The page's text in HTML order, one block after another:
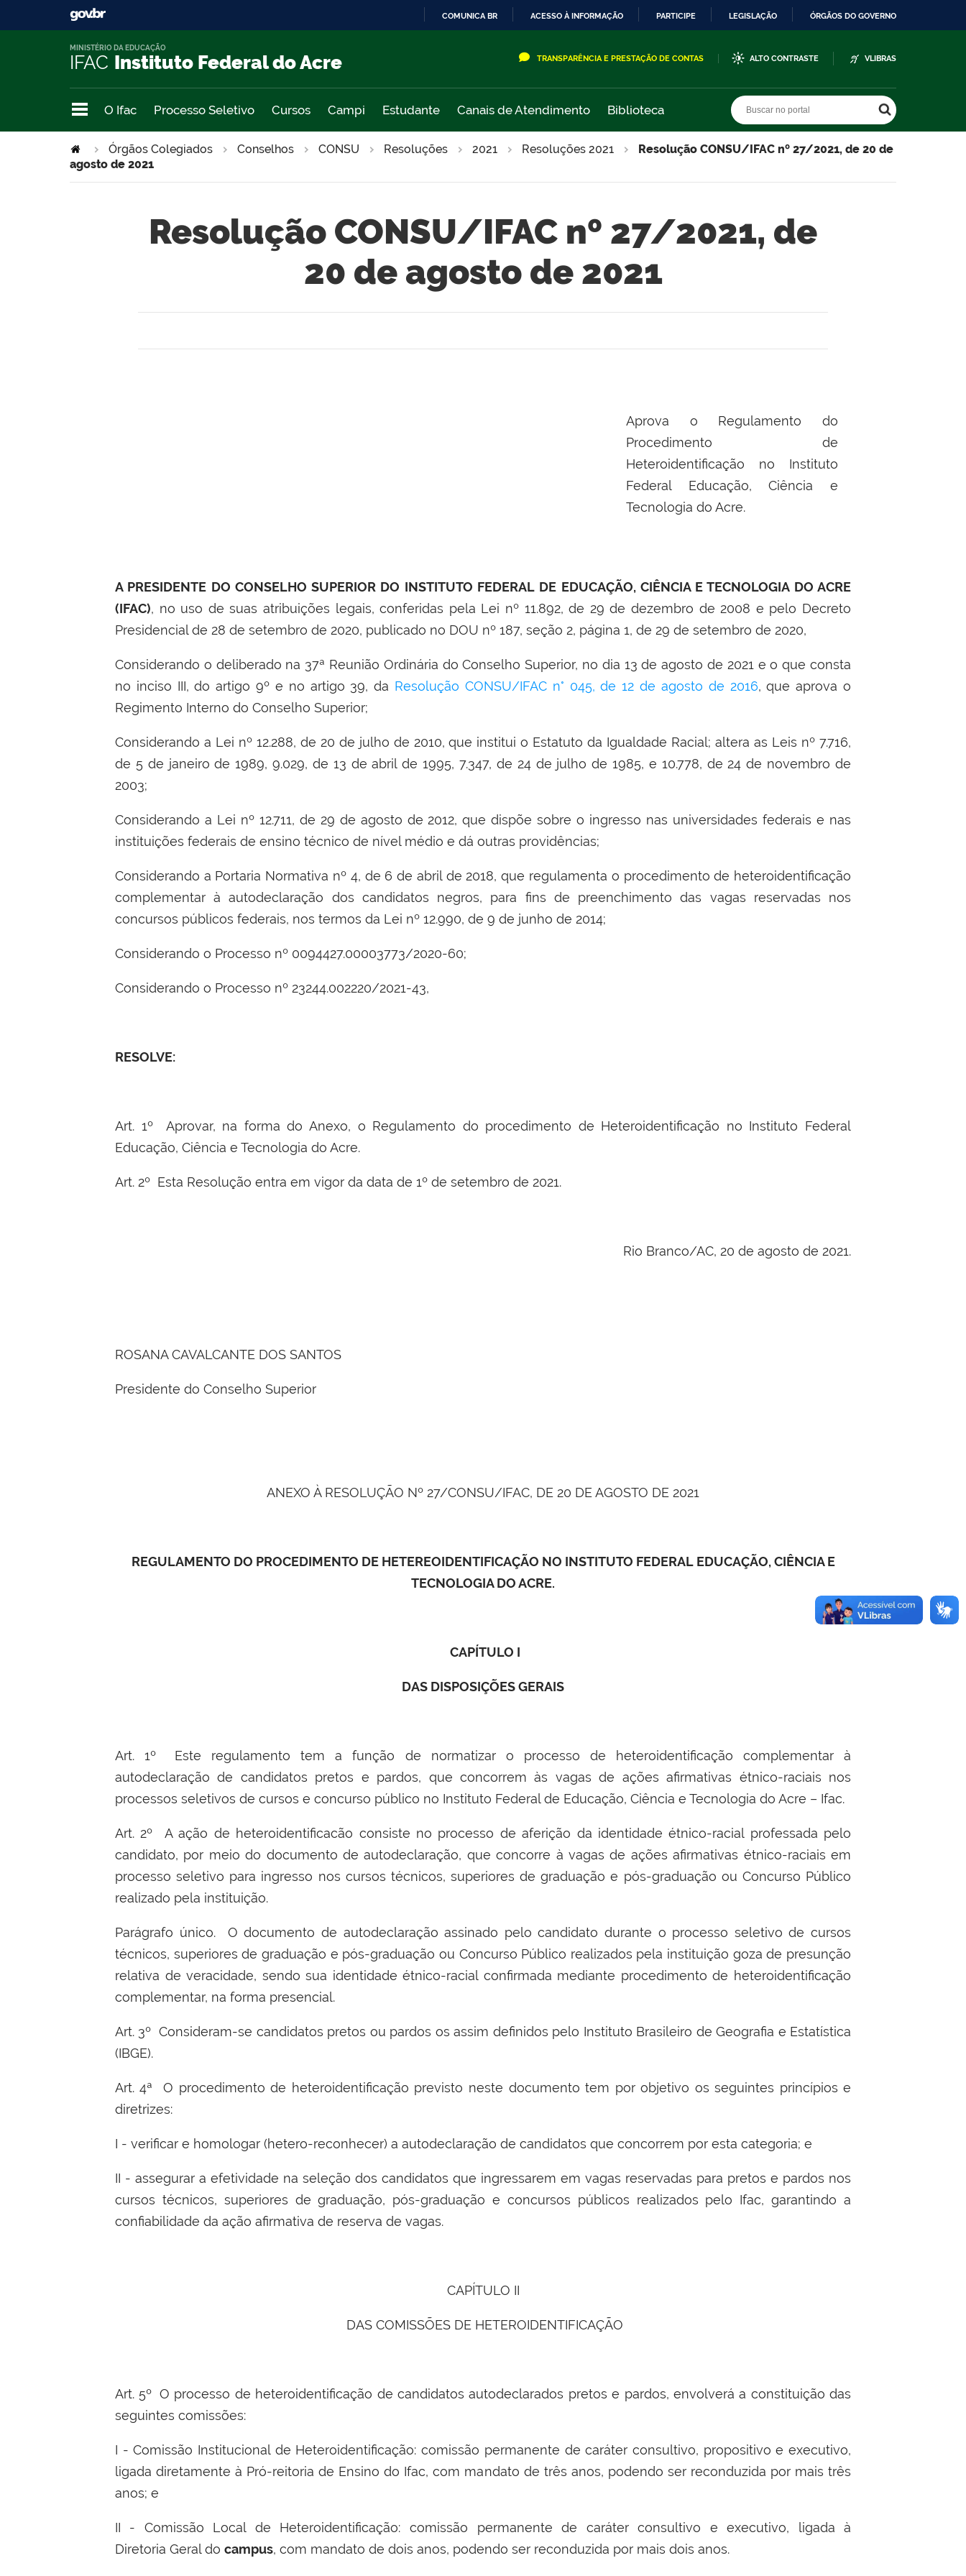
COMUNICA BR ACESSO À INFORMAÇÃO PARTICIPE LEGISLAÇÃO ÓRGÃOS DO GOVERNO
IFAC Instituto Federal do Acre
MINISTÉRIO DA EDUCAÇÃO
TRANSPARÊNCIA E PRESTAÇÃO DE CONTAS ALTO CONTRASTE VLIBRAS
O Ifac Processo Seletivo Cursos Campi Estudante Canais de Atendimento Biblioteca
Órgãos Colegiados Conselhos CONSU Resoluções 2021 Resoluções 2021
Resolução CONSU/IFAC nº 27/2021, de 20 de
agosto de 2021
Resolução CONSU/IFAC nº 27/2021, de
20 de agosto de 2021
Aprova o Regulamento do
Procedimento de
Heteroidentificação no Instituto
Federal Educação, Ciência e
Tecnologia do Acre.
A PRESIDENTE DO CONSELHO SUPERIOR DO INSTITUTO FEDERAL DE EDUCAÇÃO, CIÊNCIA E TECNOLOGIA DO ACRE
(IFAC), no uso de suas atribuições legais, conferidas pela Lei nº 11.892, de 29 de dezembro de 2008 e pelo Decreto
Presidencial de 28 de setembro de 2020, publicado no DOU nº 187, seção 2, página 1, de 29 de setembro de 2020,
Considerando o deliberado na 37ª Reunião Ordinária do Conselho Superior, no dia 13 de agosto de 2021 e o que consta
no inciso III, do artigo 9º e no artigo 39, da Resolução CONSU/IFAC n° 045, de 12 de agosto de 2016, que aprova o
Regimento Interno do Conselho Superior;
Considerando a Lei nº 12.288, de 20 de julho de 2010, que institui o Estatuto da Igualdade Racial; altera as Leis nº 7.716,
de 5 de janeiro de 1989, 9.029, de 13 de abril de 1995, 7.347, de 24 de julho de 1985, e 10.778, de 24 de novembro de
2003;
Considerando a Lei nº 12.711, de 29 de agosto de 2012, que dispõe sobre o ingresso nas universidades federais e nas
instituições federais de ensino técnico de nível médio e dá outras providências;
Considerando a Portaria Normativa nº 4, de 6 de abril de 2018, que regulamenta o procedimento de heteroidentificação
complementar à autodeclaração dos candidatos negros, para fins de preenchimento das vagas reservadas nos
concursos públicos federais, nos termos da Lei nº 12.990, de 9 de junho de 2014;
Considerando o Processo nº 0094427.00003773/2020-60;
Considerando o Processo nº 23244.002220/2021-43,
RESOLVE:
Art. 1º Aprovar, na forma do Anexo, o Regulamento do procedimento de Heteroidentificação no Instituto Federal
Educação, Ciência e Tecnologia do Acre.
Art. 2º Esta Resolução entra em vigor da data de 1º de setembro de 2021.
Rio Branco/AC, 20 de agosto de 2021.
ROSANA CAVALCANTE DOS SANTOS
Presidente do Conselho Superior
ANEXO À RESOLUÇÃO Nº 27/CONSU/IFAC, DE 20 DE AGOSTO DE 2021
REGULAMENTO DO PROCEDIMENTO DE HETEREOIDENTIFICAÇÃO NO INSTITUTO FEDERAL EDUCAÇÃO, CIÊNCIA E
TECNOLOGIA DO ACRE.
CAPÍTULO I
DAS DISPOSIÇÕES GERAIS
Art. 1º
Este regulamento tem a função de normatizar o processo de heteroidentificação complementar à
autodeclaração de candidatos pretos e pardos, que concorrem às vagas de ações afirmativas étnico-raciais nos
processos seletivos de cursos e concurso público no Instituto Federal de Educação, Ciência e Tecnologia do Acre – Ifac.
Art. 2º A ação de heteroidentificacão consiste no processo de aferição da identidade étnico-racial professada pelo
candidato, por meio do documento de autodeclaração, que concorre à vagas de ações afirmativas étnico-raciais em
processo seletivo para ingresso nos cursos técnicos, superiores de graduação e pós-graduação ou Concurso Público
realizado pela instituição.
Parágrafo único. O documento de autodeclaração assinado pelo candidato durante o processo seletivo de cursos
técnicos, superiores de graduação e pós-graduação ou Concurso Público realizados pela instituição goza de presunção
relativa de veracidade, sendo sua identidade étnico-racial confirmada mediante procedimento de heteroidentificação
complementar, na forma presencial.
Art. 3º Consideram-se candidatos pretos ou pardos os assim definidos pelo Instituto Brasileiro de Geografia e Estatística
(IBGE).
Art. 4ª O procedimento de heteroidentificação previsto neste documento tem por objetivo os seguintes princípios e
diretrizes:
I - verificar e homologar (hetero-reconhecer) a autodeclaração de candidatos que concorrem por esta categoria; e
II - assegurar a efetividade na seleção dos candidatos que ingressarem em vagas reservadas para pretos e pardos nos
cursos técnicos, superiores de graduação, pós-graduação e concursos públicos realizados pelo Ifac, garantindo a
confiabilidade da ação afirmativa de reserva de vagas.
CAPÍTULO II
DAS COMISSÕES DE HETEROIDENTIFICAÇÃO
Art. 5º O processo de heteroidentificação de candidatos autodeclarados pretos e pardos, envolverá a constituição das
seguintes comissões:
I - Comissão Institucional de Heteroidentificação: comissão permanente de caráter consultivo, propositivo e executivo,
ligada diretamente à Pró-reitoria de Ensino do Ifac, com mandato de três anos, podendo ser reconduzida por mais três
anos; e
II - Comissão Local de Heteroidentificação: comissão permanente de caráter consultivo e executivo, ligada à
Diretoria Geral do campus, com mandato de dois anos, podendo ser reconduzida por mais dois anos.